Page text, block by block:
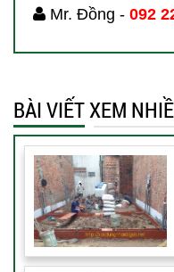
Mr. Đồng - 092
BÀI VIẾT XEM